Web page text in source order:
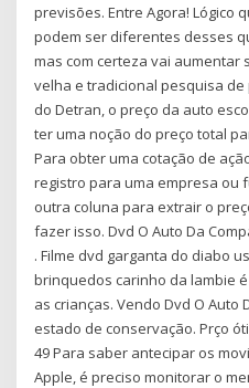
previsões. Entre Agora! Lógico
podem ser diferentes desses
mas com certeza vai aumentar
velha e tradicional pesquisa
do Detran, o preço da auto
ter uma noção do preço total
Para obter uma cotação de
registro para uma empresa ou
outra coluna para extrair o
fazer isso. Dvd O Auto Da
. Filme dvd garganta do diabo
brinquedos carinho da lambie
as crianças. Vendo Dvd O Auto
estado de conservação. Prço
49 Para saber antecipar os
Apple, é preciso monitorar o